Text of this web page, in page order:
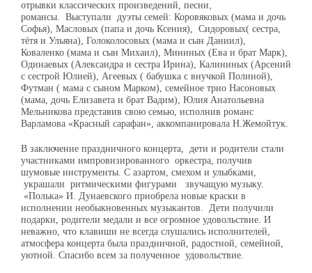
отрывки классических произведений, песни,
романсы. Выступали дуэты семей: Коровяковых (мама и дочь
Софья), Масловых (папа и дочь Ксения), Сидоровых( сестра,
тётя и Ульяна), Голоколосовых (мама и сын Даниил),
Коваленко (мама и сын Михаил), Мининых (Ева и брат Марк),
Одинаевых (Александра и сестра Ирина), Калининых (Арсений
с сестрой Юлией), Агеевых ( бабушка с внучкой Полиной),
Футман ( мама с сыном Марком), семейное трио Насоновых
(мама, дочь Елизавета и брат Вадим), Юлия Анатольевна
Мельникова представив свою семью, исполнив романс
Варламова «Красный сарафан», аккомпанировала Н.Жемойтук.
В заключение праздничного концерта, дети и родители стали
участниками импровизированного оркестра, получив
шумовые инструменты. С азартом, смехом и улыбками,
украшали ритмическими фигурами звучащую музыку.
«Полька» И. Дунаевского приобрела новые краски в
исполнении необыкновенных музыкантов. Дети получили
подарки, родители медали и все огромное удовольствие. И
неважно, что клавиши не всегда слушались исполнителей,
атмосфера концерта была праздничной, радостной, семейной,
уютной. Спасибо всем за полученное удовольствие.